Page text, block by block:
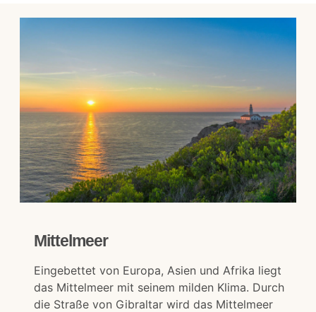
Mittelmeer
Eingebettet von Europa, Asien und Afrika liegt
das Mittelmeer mit seinem milden Klima. Durch
die Straße von Gibraltar wird das Mittelmeer